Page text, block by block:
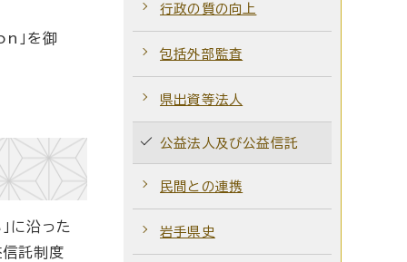
」を御
に沿った
託制度
行政の質の向上
包括外部監査
県出資等法人
公益法人及び公益信託
民間との連携
岩手県史